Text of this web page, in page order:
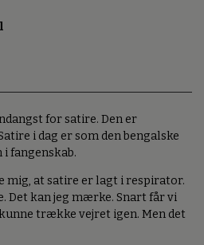
for satire. Den er
i dag er som den bengalske
i fangenskab.
mig, at satire er lagt i respirator.
Det kan jeg mærke. Snart får vi
trække vejret igen. Men det